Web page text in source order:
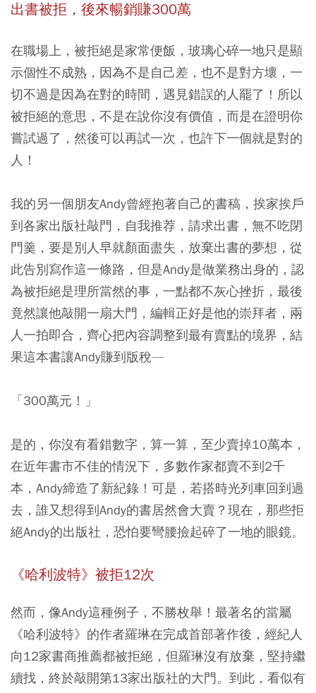
出書被拒，後來暢銷賺300萬
在職場上，被拒絕是家常便飯，玻璃心碎一地只是顯
示個性不成熟，因為不是自己差，也不是對方壞，一
切不過是因為在對的時間，遇見錯誤的人罷了！所以
被拒絕的意思，不是在說你沒有價值，而是在證明你
嘗試過了，然後可以再試一次，也許下一個就是對的
人！
我的另一個朋友Andy曾經抱著自己的書稿，挨家挨戶
到各家出版社敲門，自我推荐，請求出書，無不吃閉
門羹，要是別人早就顏面盡失，放棄出書的夢想，從
此告別寫作這一條路，但是Andy是做業務出身的，認
為被拒絕是理所當然的事，一點都不灰心挫折，最後
竟然讓他敲開一扇大門，編輯正好是他的崇拜者，兩
人一拍即合，齊心把內容調整到最有賣點的境界，結
果這本書讓Andy賺到版稅—
「300萬元！」
是的，你沒有看錯數字，算一算，至少賣掉10萬本，
在近年書市不佳的情況下，多數作家都賣不到2千
本，Andy締造了新紀錄！可是，若搭時光列車回到過
去，誰又想得到Andy的書居然會大賣？現在，那些拒
絕Andy的出版社，恐怕要彎腰撿起碎了一地的眼鏡。
《哈利波特》被拒12次
然而，像Andy這種例子，不勝枚舉！最著名的當屬
《哈利波特》的作者羅琳在完成首部著作後，經紀人
向12家書商推薦都被拒絕，但羅琳沒有放棄，堅持繼
續找，終於敲開第13家出版社的大門。到此，看似有